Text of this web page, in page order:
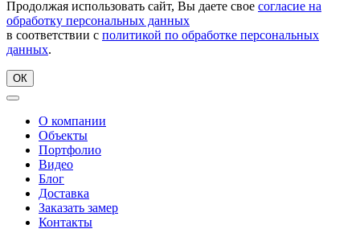
Продолжая использовать сайт, Вы даете свое согласие на
обработку персональных данных
в соответствии с политикой по обработке персональных
данных.
ОК
О компании
Объекты
Портфолио
Видео
Блог
Доставка
Заказать замер
Контакты